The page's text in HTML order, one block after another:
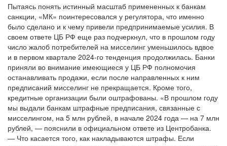
Пытаясь понять истинный масштаб примененных к банкам
санкции, «МК» поинтересовался у регулятора, что именно
было сделано и к чему привели предпринимаемые усилия. В
своем ответе ЦБ РФ еще раз подчеркнул, что в прошлом году
число жалоб потребителей на мисселинг уменьшилось вдвое
и в первом квартале 2024-го тенденция продолжилась. Банки
приняли во внимание имеющиеся у ЦБ РФ полномочия
останавливать продажи, если после направленных к ним
предписаний мисселинг не прекращается. Кроме того,
кредитные организации были оштрафованы. «В прошлом году
мы выдали банкам штрафные предписания, связанные с
мисселингом, на 5 млн рублей, в начале 2024 года — на 7 млн
рублей, — пояснили в официальном ответе из Центробанка.
— Что касается того, как накладываются штрафы. Если